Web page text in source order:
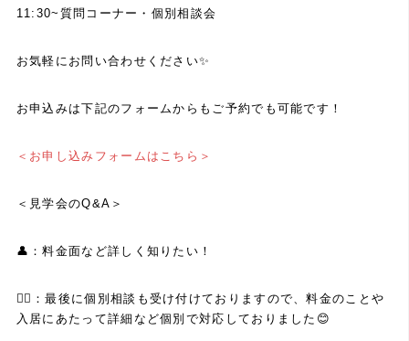
11:30~質問コーナー・個別相談会
お気軽にお問い合わせください✨
お申込みは下記のフォームからもご予約でも可能です！
＜お申し込みフォームはこちら＞
＜見学会のQ&A＞
👤：料金面など詳しく知りたい！
💁‍♀️：最後に個別相談も受け付けておりますので、料金のことや
入居にあたって詳細など個別で対応しておりました😊